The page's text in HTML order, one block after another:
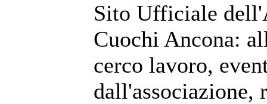
Sito Ufficiale
Cuochi Ancona:
cerco lavoro,
dall'associazione,